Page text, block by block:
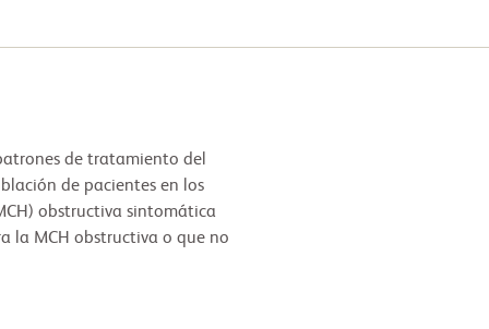
de tratamiento del
de pacientes en los
obstructiva sintomática
la MCH obstructiva o que no